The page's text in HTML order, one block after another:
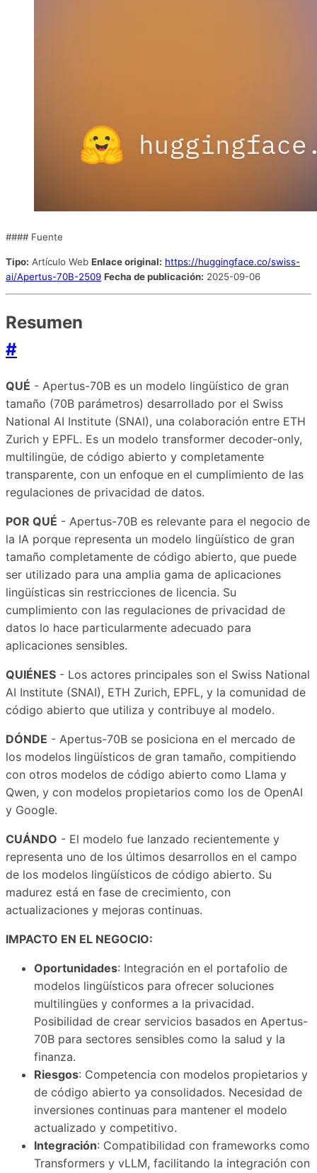
#### Fuente
Tipo: Artículo Web Enlace original: https://huggingface.co/swiss-
ai/Apertus-70B-2509 Fecha de publicación: 2025-09-06
Resumen
#
QUÉ - Apertus-70B es un modelo lingüístico de gran
tamaño (70B parámetros) desarrollado por el Swiss
National AI Institute (SNAI), una colaboración entre ETH
Zurich y EPFL. Es un modelo transformer decoder-only,
multilingüe, de código abierto y completamente
transparente, con un enfoque en el cumplimiento de las
regulaciones de privacidad de datos.
POR QUÉ - Apertus-70B es relevante para el negocio de
la IA porque representa un modelo lingüístico de gran
tamaño completamente de código abierto, que puede
ser utilizado para una amplia gama de aplicaciones
lingüísticas sin restricciones de licencia. Su
cumplimiento con las regulaciones de privacidad de
datos lo hace particularmente adecuado para
aplicaciones sensibles.
QUIÉNES - Los actores principales son el Swiss National
AI Institute (SNAI), ETH Zurich, EPFL, y la comunidad de
código abierto que utiliza y contribuye al modelo.
DÓNDE - Apertus-70B se posiciona en el mercado de
los modelos lingüísticos de gran tamaño, compitiendo
con otros modelos de código abierto como Llama y
Qwen, y con modelos propietarios como los de OpenAI
y Google.
CUÁNDO - El modelo fue lanzado recientemente y
representa uno de los últimos desarrollos en el campo
de los modelos lingüísticos de código abierto. Su
madurez está en fase de crecimiento, con
actualizaciones y mejoras continuas.
IMPACTO EN EL NEGOCIO:
Oportunidades: Integración en el portafolio de
modelos lingüísticos para ofrecer soluciones
multilingües y conformes a la privacidad.
Posibilidad de crear servicios basados en Apertus-
70B para sectores sensibles como la salud y la
finanza.
Riesgos: Competencia con modelos propietarios y
de código abierto ya consolidados. Necesidad de
inversiones continuas para mantener el modelo
actualizado y competitivo.
Integración: Compatibilidad con frameworks como
Transformers y vLLM, facilitando la integración con